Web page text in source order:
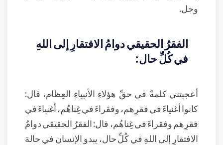
وجل.
الفقرُ الحقيقي دوامُ الافتقارِ إلى اللهِ
في كُلِّ حال:
أعجبتني كلمةٌ في حقِّ هؤلاءِ الأنبياءِ العِظام، قال:
كانوا أغنياءَ في فقرِهم، وفقراءَ في غِناهُم، أغنياءَ في
فقرِهم وفقراءَ في غِناهُم، قال: الفقرُ الحقيقي دوامُ
الافتقارِ إلى اللهِ في كُلِّ حال، يبدو الإنسان في حالة